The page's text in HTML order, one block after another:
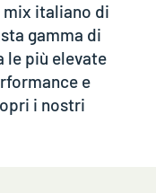
mix italiano di
gamma di
più elevate
e
i nostri